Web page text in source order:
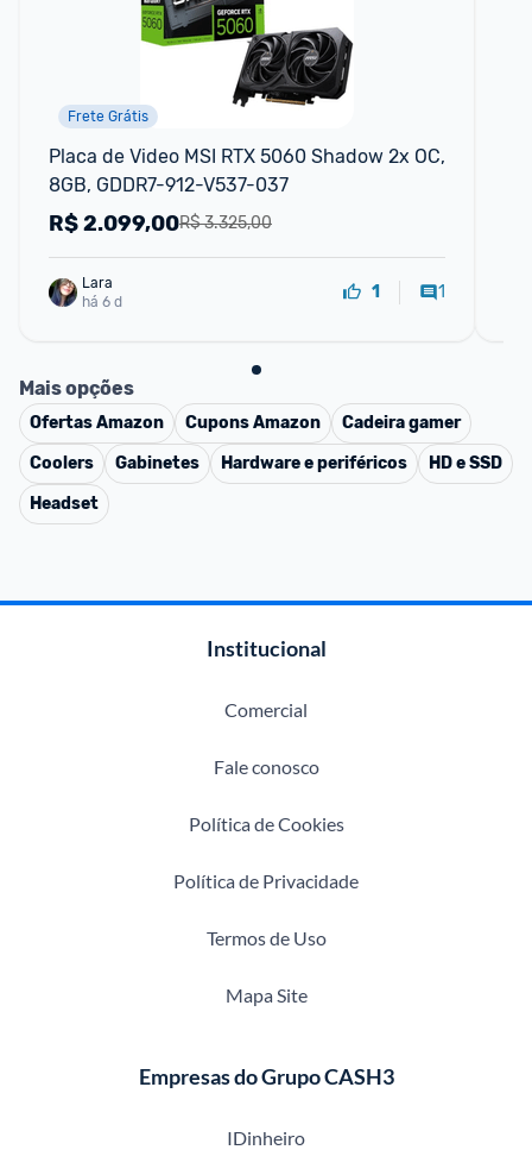
Frete Grátis
Placa de Video MSI RTX 5060 Shadow 2x OC,
8GB, GDDR7-912-V537-037
R$ 3.325,00
R$2.099,00
Lara
há 6 d
1 1
Mais opções
OfertasAmazon CuponsAmazon
Cadeira gamer
Coolers
Gabinetes Hardware e periféricos
HD e SSD
Headset
Institucional
Comercial
Fale conosco
Política de Cookies
Política de Privacidade
Termos de Uso
Mapa Site
Empresas do Grupo CASH3
IDinheiro